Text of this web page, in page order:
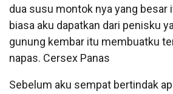
dua susu montok nya yang besar
biasa aku dapatkan dari penisku
gunung kembar itu membuatku
napas. Cersex Panas
Sebelum aku sempat bertindak